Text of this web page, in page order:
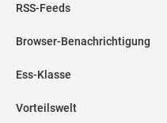
RSS-Feeds
Browser-Benachrichtigung
Ess-Klasse
Vorteilswelt